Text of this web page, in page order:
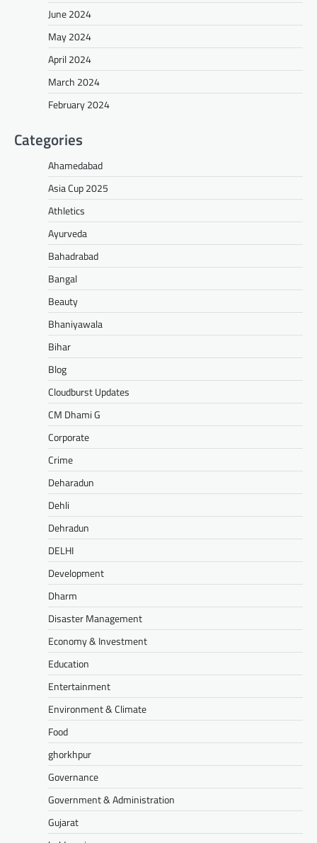
June 2024
May 2024
April 2024
March 2024
February 2024
Categories
Ahamedabad
Asia Cup 2025
Athletics
Ayurveda
Bahadrabad
Bangal
Beauty
Bhaniyawala
Bihar
Blog
Cloudburst Updates
CM Dhami G
Corporate
Crime
Deharadun
Dehli
Dehradun
DELHI
Development
Dharm
Disaster Management
Economy & Investment
Education
Entertainment
Environment & Climate
Food
ghorkhpur
Governance
Government & Administration
Gujarat